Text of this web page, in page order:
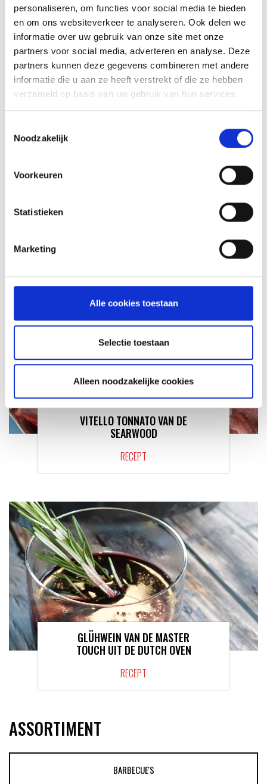
personaliseren, om functies voor social media te bieden
en om ons websiteverkeer te analyseren. Ook delen we
informatie over uw gebruik van onze site met onze
partners voor social media, adverteren en analyse. Deze
partners kunnen deze gegevens combineren met andere
informatie die u aan ze heeft verstrekt of die ze hebben
verzameld op basis van uw gebruik van hun services.
Noodzakelijk
Voorkeuren
Statistieken
Marketing
Alle cookies toestaan
Selectie toestaan
Alleen noodzakelijke cookies
MEER INFORMATIE
VITELLO TONNATO VAN DE
SEARWOOD
RECEPT
GLÜHWEIN VAN DE MASTER
TOUCH UIT DE DUTCH OVEN
RECEPT
ASSORTIMENT
BARBECUE'S